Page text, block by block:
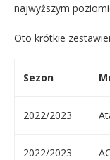
najwyższym
Oto krótkie
Sezon
2022/2023
2022/2023